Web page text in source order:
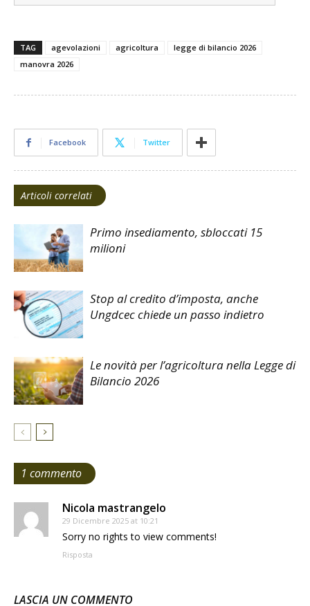
TAG agevolazioni agricoltura
legge di bilancio 2026
manovra 2026
Facebook Twitter
Articoli correlati
Primo insediamento, sbloccati 15
milioni
Stop al credito d’imposta, anche
Ungdcec chiede un passo indietro
Le novità per l’agricoltura nella Legge di
Bilancio 2026
1 commento
Nicola mastrangelo
29 Dicembre 2025 at 10:21
Sorry no rights to view comments!
Risposta
LASCIA UN COMMENTO